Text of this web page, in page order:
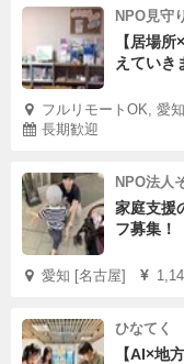
NPO見守
【居場
えていき
フルリモートOK, 愛
長期歓迎
NPO法人
家庭支援
フ募集！
愛知 [名古屋]
ひなてく
【AI×地